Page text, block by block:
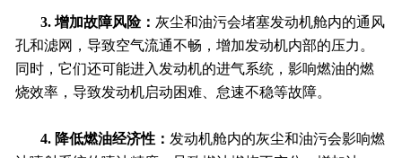
3. 增加故障风险： 灰尘和油污会堵塞发动机舱内的通风
孔和滤网，导致空气流通不畅，增加发动机内部的压力。
同时，它们还可能进入发动机的进气系统，影响燃油的燃
烧效率，导致发动机启动困难、怠速不稳等故障。
4. 降低燃油经济性： 发动机舱内的灰尘和油污会影响燃